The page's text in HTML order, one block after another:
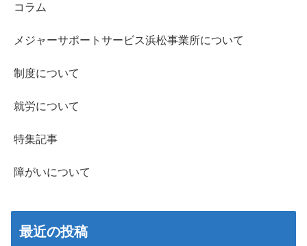
コラム
メジャーサポートサービス浜松事業所について
制度について
就労について
特集記事
障がいについて
最近の投稿